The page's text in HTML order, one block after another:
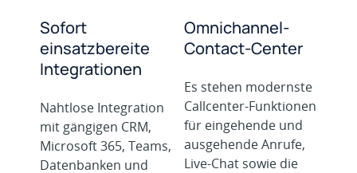
Sofort
einsatzbereite
Integrationen
Nahtlose Integration
mit gängigen CRM,
Microsoft 365, Teams,
Datenbanken und
Omnichannel-
Contact-Center
Es stehen modernste
Callcenter-Funktionen
für eingehende und
ausgehende Anrufe,
Live-Chat sowie die